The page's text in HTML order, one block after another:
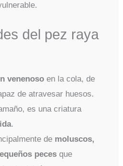
del pez raya
venenoso en la cola, de
de atravesar huesos.
es una criatura
.
de moluscos,
peces que